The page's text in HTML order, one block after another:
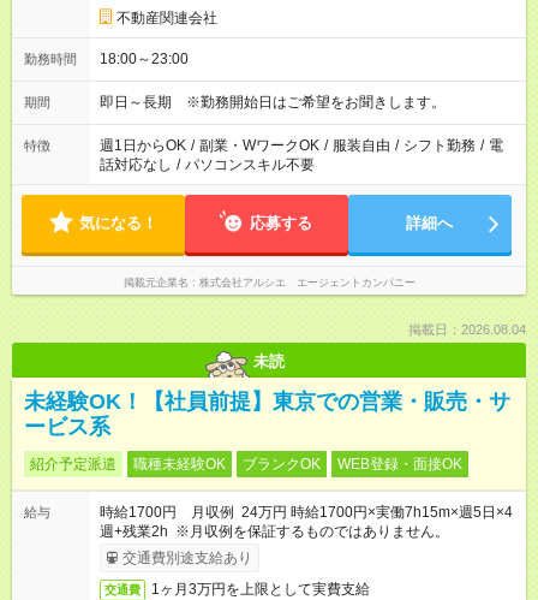
不動産関連会社
勤務時間 18:00～23:00
期間 即日～長期 ※勤務開始日はご希望をお聞きします。
特徴 週1日からOK / 副業・WワークOK / 服装自由 / シフト勤務 / 電
話対応なし / パソコンスキル不要
気になる！ 応募する 詳細へ
掲載元企業名 株式会社アルシエ エージェントカンパニー
掲載日：2026.08.04
未読
未経験OK！【社員前提】東京での営業・販売・サ
ービス系
紹介予定派遣 職種未経験OK ブランクOK WEB登録・面接OK
給与
時給1700円 月収例 24万円 時給1700円×実働7h15m×週5日×4
週+残業2h ※月収例を保証するものではありません。
交通費別途支給あり
交通費 1ヶ月3万円を上限として実費支給